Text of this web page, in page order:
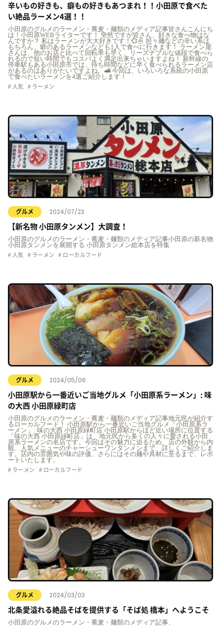
辛いもの好きも、癖もの好きもあつまれ！！小田原で食べた
い絶品ラーメン4選！！
小田原のグルメのラーメン・蕎麦・麺類のメディア記事皆さんこんにち
は！小田原WEBライターです！ 突然ですが皆さん、好きな食べ物はな
んですか？ 私はラーメンが大大好きです！💞🍜 担々麺などの辛い系は
もちろん、癖のあるラーメンなども1人で食べに行きます！ ラーメン屋
さんは、他のお店と比べて回転率も早く、リーズナブルな値段で食べら
れるので短い時間でもコスパよく満足出来ちゃいますよね！ 新幹線の
停車駅もある小田原市では、待ち時間などに早く食べられるラーメン店
があるのはありがたいですよね。🚅 今回は、いろいろな系統の小田原
で食べたいラーメンを4選ご紹介します！
人気 ラーメン
グルメ 2024/07/23
【新名物 小田原タンメン】大調査！
小田原のグルメのラーメン・蕎麦・麺類のメディア記事小田原の新名物
小田原タンメンを展開する 小田原タンメン総本店を特集
人気 ラーメン ローカルフード
グルメ 2024/05/06
小田原駅から一番近いご当地グルメ「小田原系ラーメン」: 味
の大西 小田原緑町店
小田原のグルメのラーメン・蕎麦・麺類のメディア記事地元民が紹介す
るローカルフード！ 小田原駅から一番近いご当地グルメ「小田原系ラ
ーメン」: 味の大西 小田原緑町店 小田原駅からほど近い場所に位置する
「味の大西 小田原緑町店」は、地元民から多くの人々に愛される小田
原系ラーメンの名店です。今回はその魅力に迫るため、店の外観から内
観、人気メニューのチャーシューワンタンメンまで、詳しくご紹介しま
す。店内の雰囲気や味の評価、さらにはその麺や具材に至るまで、レポ
ートいたします。
ラーメン ローカルフード
グルメ 2024/03/03
北条愛溢れる絶品そばを提供する「そば処 橋本」へようこそ
小田原のグルメのラーメン・蕎麦・麺類のメディア記事、